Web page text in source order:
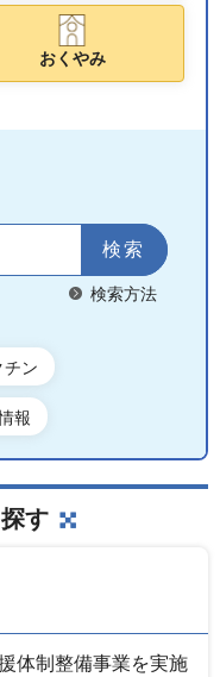
おくやみ
検索方法
チン
報
す
体制整備事業を実施